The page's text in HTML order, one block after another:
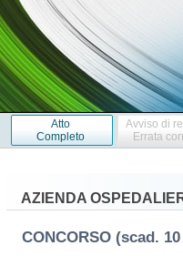
Atto
Completo
Avviso di
Errata
AZIENDA
CONCORSO (scad.